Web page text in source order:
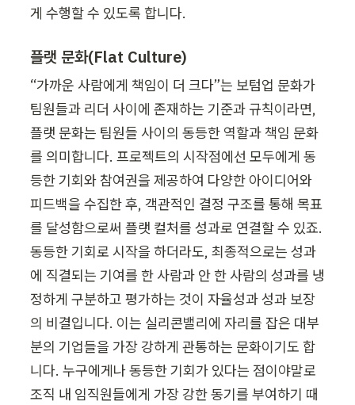
게 수행할 수 있도록 합니다.
플랫 문화(Flat Culture)
“가까운 사람에게 책임이 더 크다”는 보텀업 문화가
팀원들과 리더 사이에 존재하는 기준과 규칙이라면,
플랫 문화는 팀원들 사이의 동등한 역할과 책임 문화
를 의미합니다. 프로젝트의 시작점에선 모두에게 동
등한 기회와 참여권을 제공하여 다양한 아이디어와
피드백을 수집한 후, 객관적인 결정 구조를 통해 목표
를 달성함으로써 플랫 컬처를 성과로 연결할 수 있죠.
동등한 기회로 시작을 하더라도, 최종적으로는 성과
에 직결되는 기여를 한 사람과 안 한 사람의 성과를 냉
정하게 구분하고 평가하는 것이 자율성과 성과 보장
의 비결입니다. 이는 실리콘밸리에 자리를 잡은 대부
분의 기업들을 가장 강하게 관통하는 문화이기도 합
니다. 누구에게나 동등한 기회가 있다는 점이야말로
조직 내 임직원들에게 가장 강한 동기를 부여하기 때